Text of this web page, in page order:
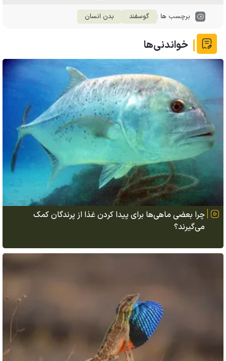
برچسب ها : گوسفند بدن انسان
خواندنی‌ها
چرا بعضی ماهی‌ها برای پیدا کردن غذا از پرندگان کمک
می‌گیرند؟